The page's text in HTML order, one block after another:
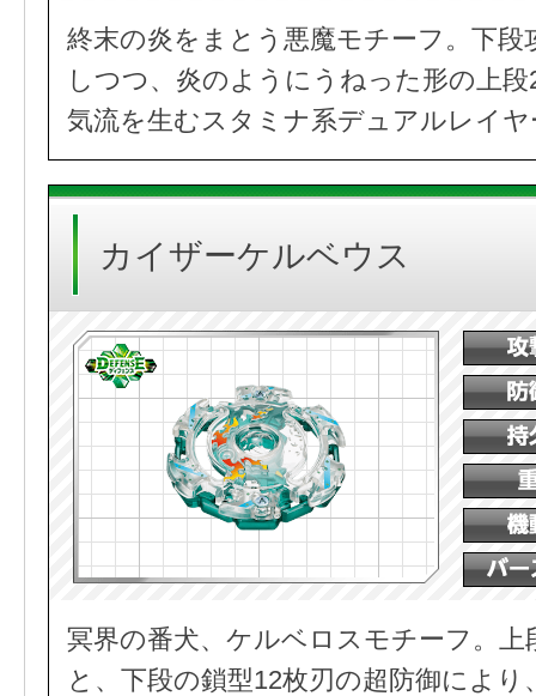
終末の炎をまとう悪魔モチーフ。下
しつつ、炎のようにうねった形の上
気流を生むスタミナ系デュアルレイヤ
カイザーケルベウス
冥界の番犬、ケルベロスモチーフ。上
と、下段の鎖型12枚刃の超防御によ